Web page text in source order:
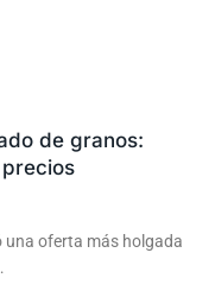
de granos:
una oferta más holgada